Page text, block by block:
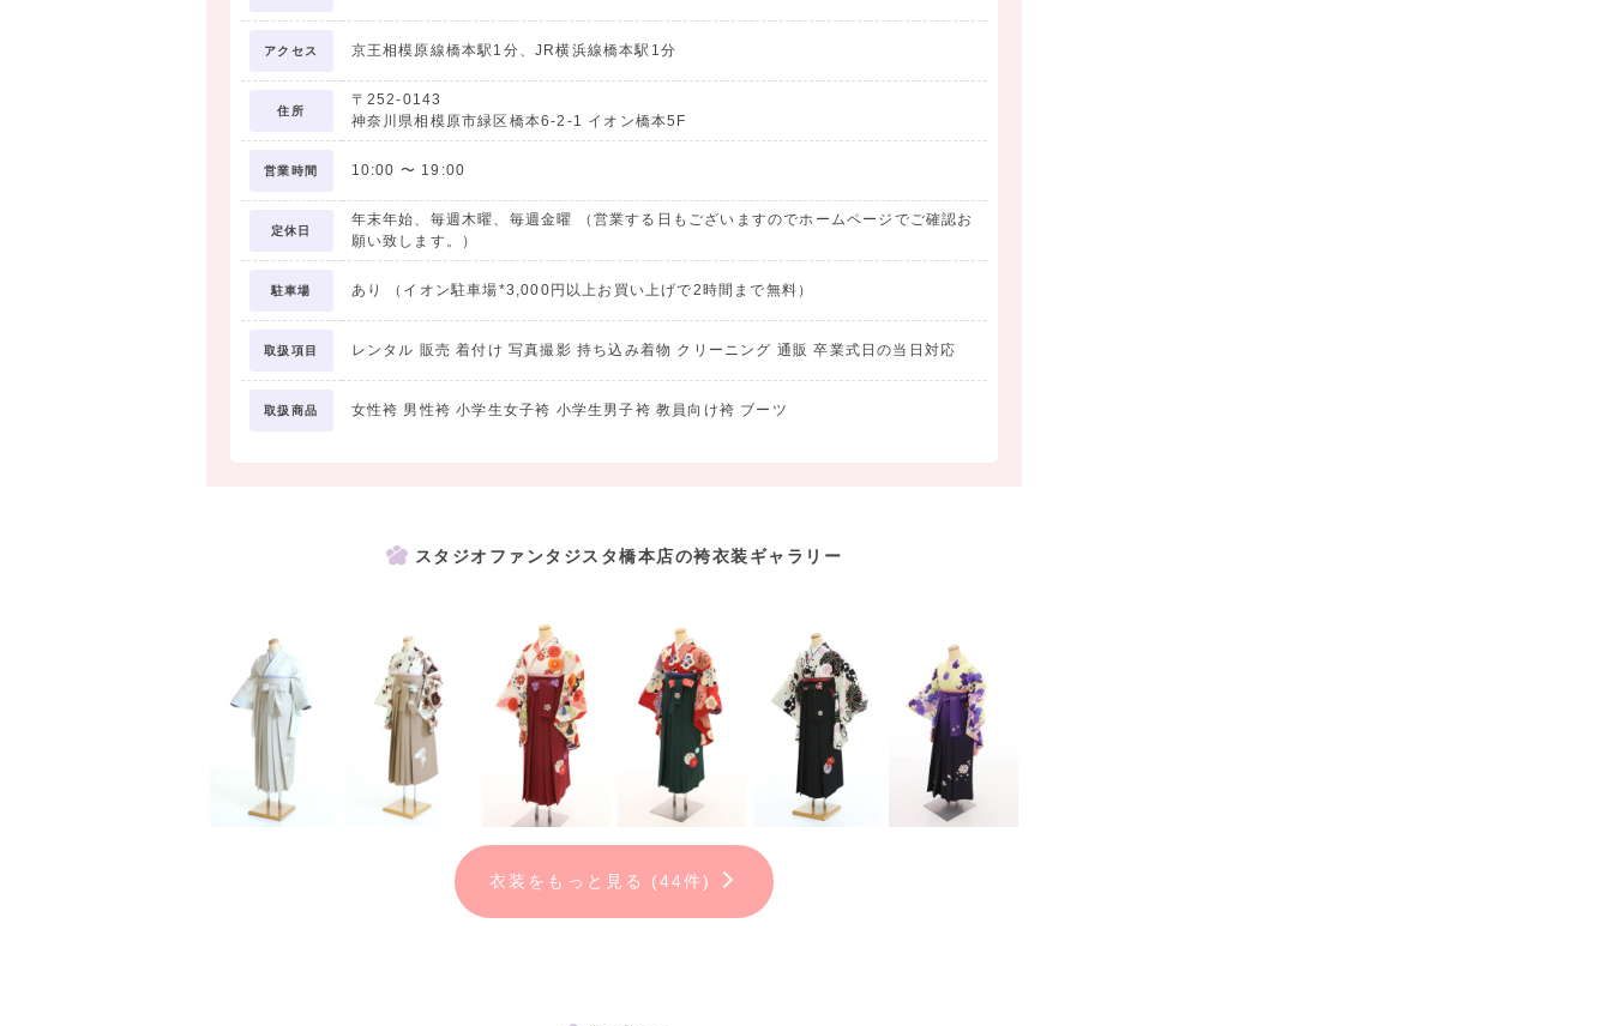
アクセス 京王相模原線橋本駅1分、JR横浜線橋本駅1分
住所
〒252-0143
神奈川県相模原市緑区橋本6-2-1 イオン橋本5F
営業時間 10:00 〜 19:00
定休日
年末年始、毎週木曜、毎週金曜 （営業する日もございますのでホームページでご確認お
願い致します。）
駐車場 あり （イオン駐車場*3,000円以上お買い上げで2時間まで無料）
取扱項目 レンタル 販売 着付け 写真撮影 持ち込み着物 クリーニング 通販 卒業式日の当日対応
取扱商品 女性袴 男性袴 小学生女子袴 小学生男子袴 教員向け袴 ブーツ
スタジオファンタジスタ橋本店の袴衣装ギャラリー
衣装をもっと見る (44件)